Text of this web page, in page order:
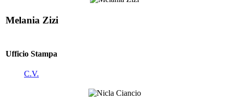
Melania Zizi
Ufficio Stampa
C.V.